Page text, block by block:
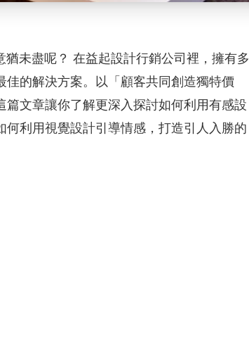
未盡呢？ 在益起設計行銷公司裡，擁有多
的解決方案。以「顧客共同創造獨特價
文章讓你了解更深入探討如何利用有感設
利用視覺設計引導情感，打造引人入勝的